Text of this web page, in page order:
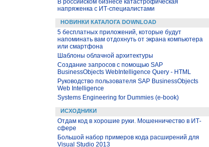
В российском бизнесе катастрофическая
напряженка с ИТ-специалистами
НОВИНКИ КАТАЛОГА DOWNLOAD
5 бесплатных приложений, которые будут
напоминать вам отдохнуть от экрана компьютера
или смартфона
Шаблоны облачной архитектуры
Создание запросов с помощью SAP
BusinessObjects WebIntelligence Query - HTML
Руководство пользователя SAP BusinessObjects
Web Intelligence
Systems Engineering for Dummies (e-book)
ИСХОДНИКИ
Отдам код в хорошие руки. Мошенничество в ИТ-
сфере
Большой набор примеров кода расширений для
Visual Studio 2013